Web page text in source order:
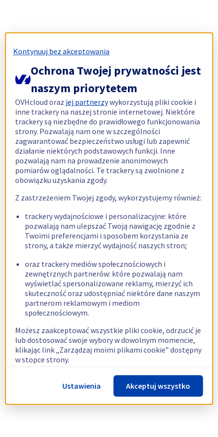
Kontynuuj bez akceptowania
Ochrona Twojej prywatności jest
naszym priorytetem
OVHcloud oraz jej partnerzywykorzystują pliki cookie i
inne trackery na naszej stronie internetowej. Niektóre
trackery są niezbędne do prawidłowego funkcjonowania
strony. Pozwalają nam one w szczególności
zagwarantować bezpieczeństwo usługi lub zapewnić
działanie niektórych podstawowych funkcji. Inne
pozwalają nam na prowadzenie anonimowych
pomiarów oglądalności. Te trackery są zwolnione z
obowiązku uzyskania zgody.
Z zastrzeżeniem Twojej zgody, wykorzystujemy również:
trackery wydajnościowe i personalizacyjne: które
pozwalają nam ulepszać Twoją nawigację zgodnie z
Twoimi preferencjami i sposobem korzystania ze
strony, a także mierzyć wydajność naszych stron;
oraz trackery mediów społecznościowych i
zewnętrznych partnerów: które pozwalają nam
wyświetlać spersonalizowane reklamy, mierzyć ich
skuteczność oraz udostępniać niektóre dane naszym
partnerom reklamowym i mediom
społecznościowym.
Możesz zaakceptować wszystkie pliki cookie, odrzucić je
lub dostosować swoje wybory w dowolnym momencie,
klikając link „Zarządzaj moimi plikami cookie” dostępny
w stopce strony.
Więcej informacji znajdziesz w naszejpolityce
dotyczącej wykorzystywania plików cookie.
Ustawienia Akceptuj wszystko